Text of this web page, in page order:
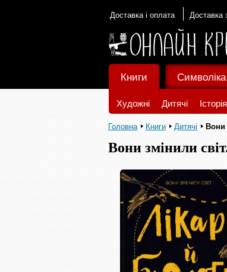
Доставка і оплата Доставка
Книги
Художні Дитячі Історія
Символіка
Головна Книги Дитячі Вони
Вони змінили